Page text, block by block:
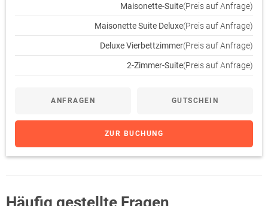
Maisonette-Suite(Preis auf Anfrage)
Maisonette Suite Deluxe(Preis auf Anfrage)
Deluxe Vierbettzimmer(Preis auf Anfrage)
2-Zimmer-Suite(Preis auf Anfrage)
ANFRAGEN GUTSCHEIN
ZUR BUCHUNG
Häufig gestellte Fragen